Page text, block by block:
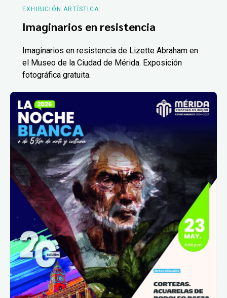
EXHIBICIÓN ARTÍSTICA
Imaginarios en resistencia
Imaginarios en resistencia de Lizette Abraham en
el Museo de la Ciudad de Mérida. Exposición
fotográfica gratuita.